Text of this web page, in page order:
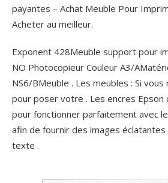
payantes – Achat Meuble Pour
Acheter au meilleur.
Exponent 428Meuble support pour
NO Photocopieur Couleur A3/
NS6/BMeuble . Les meubles : Si vous
pour poser votre . Les encres
pour fonctionner parfaitement avec
afin de fournir des images
texte .